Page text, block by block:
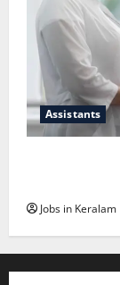
Assistants
Jobs in Keralam